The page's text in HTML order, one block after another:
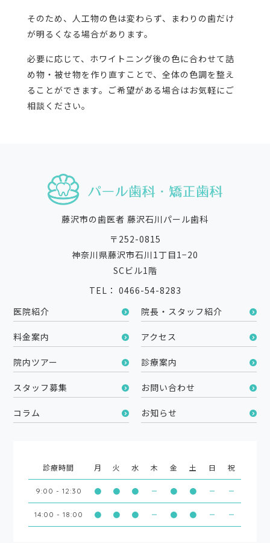
そのため、人工物の色は変わらず、まわりの歯だけ
が明るくなる場合があります。
必要に応じて、ホワイトニング後の色に合わせて詰
め物・被せ物を作り直すことで、全体の色調を整え
ることができます。ご希望がある場合はお気軽にご
相談ください。
藤沢市の歯医者 藤沢石川パール歯科
〒252-0815
神奈川県藤沢市石川1丁目1−20
SCビル1階
TEL： 0466-54-8283
医院紹介
院長・スタッフ紹介
料金案内 アクセス
院内ツアー 診療案内
スタッフ募集 お問い合わせ
コラム お知らせ
診療時間 月 火 水 木 金 土 日 祝
9:00 - 12:30 ● ● ● ● ●
14:00 - 18:00 ● ● ● ● ●